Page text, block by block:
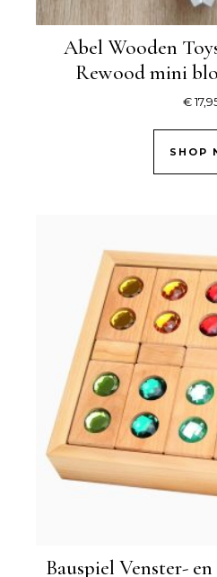
Abel Wooden
Rewood mini
€
SHOP
Bauspiel Venster-